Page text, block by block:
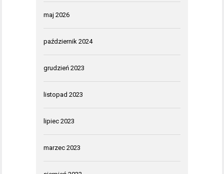
maj 2026
październik 2024
grudzień 2023
listopad 2023
lipiec 2023
marzec 2023